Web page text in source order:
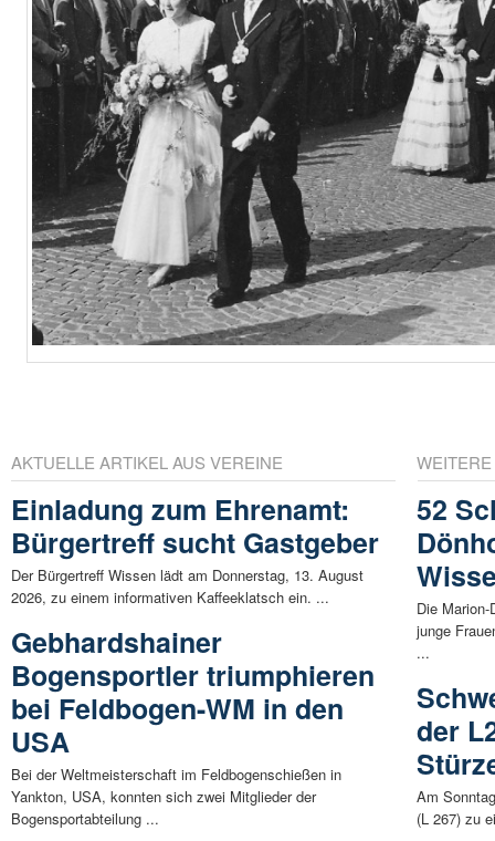
AKTUELLE ARTIKEL AUS VEREINE
Einladung zum Ehrenamt:
Bürgertreff sucht Gastgeber
Der Bürgertreff Wissen lädt am Donnerstag, 13. August
2026, zu einem informativen Kaffeeklatsch ein. ...
Gebhardshainer
Bogensportler triumphieren
bei Feldbogen-WM in den
USA
Bei der Weltmeisterschaft im Feldbogenschießen in
Yankton, USA, konnten sich zwei Mitglieder der
Bogensportabteilung ...
52
Die
junge
...
der
Am
(L 267) zu